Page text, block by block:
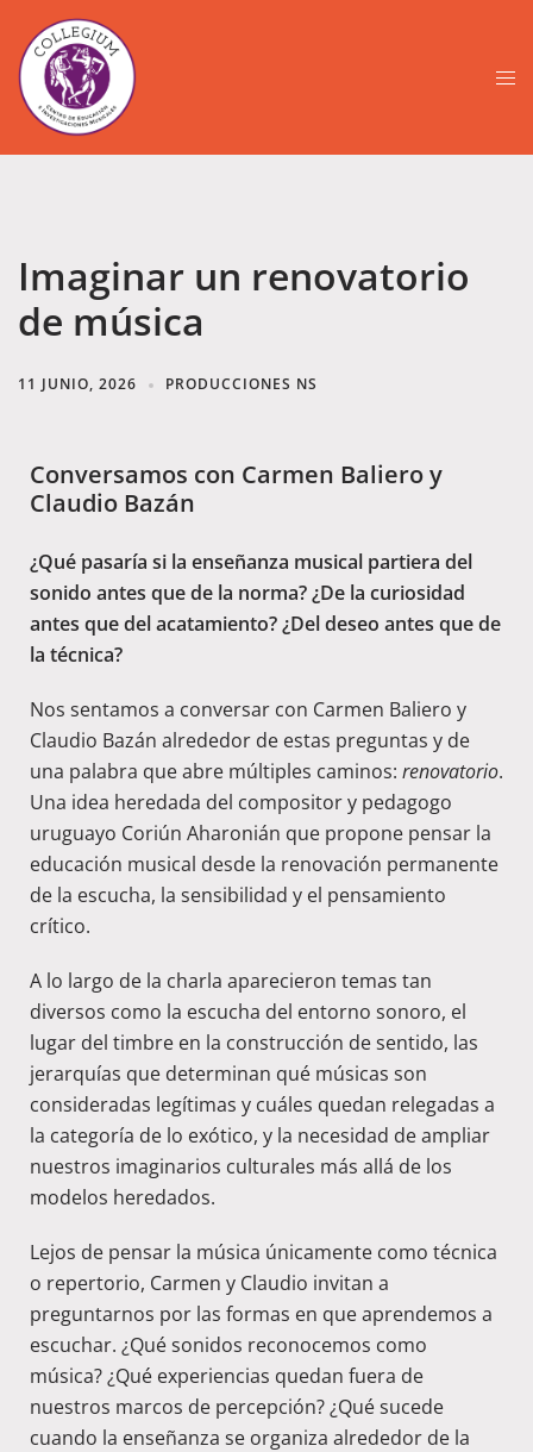
Imaginar un renovatorio
de música
11 JUNIO, 2026 PRODUCCIONES NS
Conversamos con Carmen Baliero y
Claudio Bazán
¿Qué pasaría si la enseñanza musical partiera del
sonido antes que de la norma? ¿De la curiosidad
antes que del acatamiento? ¿Del deseo antes que de
la técnica?
Nos sentamos a conversar con Carmen Baliero y
Claudio Bazán alrededor de estas preguntas y de
una palabra que abre múltiples caminos: renovatorio.
Una idea heredada del compositor y pedagogo
uruguayo Coriún Aharonián que propone pensar la
educación musical desde la renovación permanente
de la escucha, la sensibilidad y el pensamiento
crítico.
A lo largo de la charla aparecieron temas tan
diversos como la escucha del entorno sonoro, el
lugar del timbre en la construcción de sentido, las
jerarquías que determinan qué músicas son
consideradas legítimas y cuáles quedan relegadas a
la categoría de lo exótico, y la necesidad de ampliar
nuestros imaginarios culturales más allá de los
modelos heredados.
Lejos de pensar la música únicamente como técnica
o repertorio, Carmen y Claudio invitan a
preguntarnos por las formas en que aprendemos a
escuchar. ¿Qué sonidos reconocemos como
música? ¿Qué experiencias quedan fuera de
nuestros marcos de percepción? ¿Qué sucede
cuando la enseñanza se organiza alrededor de la